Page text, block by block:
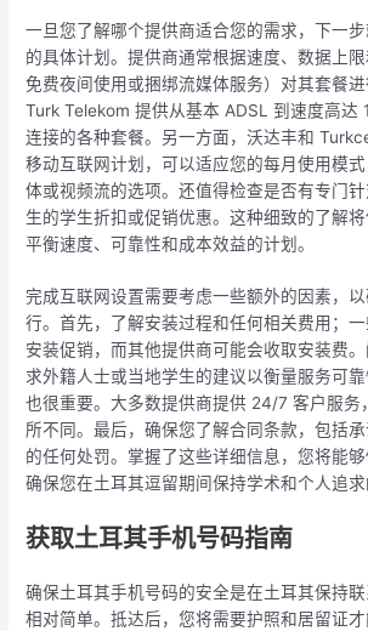
一旦您了解哪个提供商适合您的需求，下一
的具体计划。提供商通常根据速度、数据上
免费夜间使用或捆绑流媒体服务）对其套餐进
Turk Telekom 提供从基本 ADSL 到速度高达
连接的各种套餐。另一方面，沃达丰和
移动互联网计划，可以适应您的每月使用模
体或视频流的选项。还值得检查是否有专门
生的学生折扣或促销优惠。这种细致的了解
平衡速度、可靠性和成本效益的计划。
完成互联网设置需要考虑一些额外的因素，
行。首先，了解安装过程和任何相关费用；
安装促销，而其他提供商可能会收取安装费
求外籍人士或当地学生的建议以衡量服务可
也很重要。大多数提供商提供 24/7 客户服务
所不同。最后，确保您了解合同条款，包括
的任何处罚。掌握了这些详细信息，您将能够
确保您在土耳其逗留期间保持学术和个人追求
获取土耳其手机号码指南
确保土耳其手机号码的安全是在土耳其保持
相对简单。抵达后，您将需要护照和居留证才